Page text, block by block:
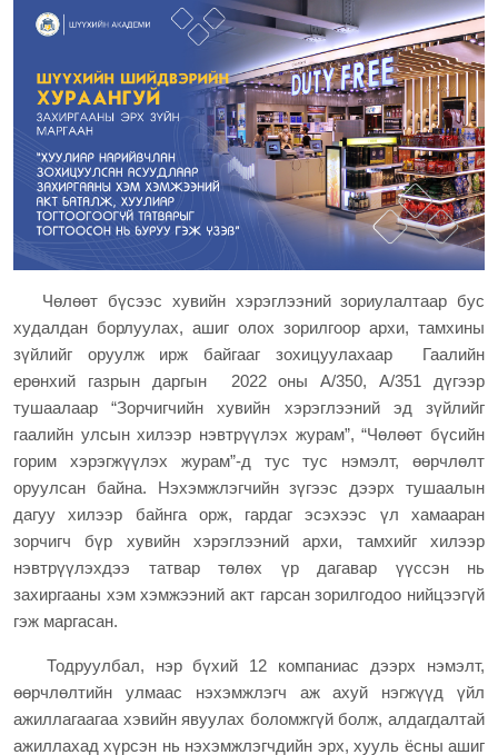
Чөлөөт бүсээс хувийн хэрэглээний зориулалтаар бус
худалдан борлуулах, ашиг олох зорилгоор архи, тамхины
зүйлийг оруулж ирж байгааг зохицуулахаар Гаалийн
ерөнхий газрын даргын 2022 оны А/350, А/351 дүгээр
тушаалаар “Зорчигчийн хувийн хэрэглээний эд зүйлийг
гаалийн улсын хилээр нэвтрүүлэх журам”, “Чөлөөт бүсийн
горим хэрэгжүүлэх журам”-д тус тус нэмэлт, өөрчлөлт
оруулсан байна. Нэхэмжлэгчийн зүгээс дээрх тушаалын
дагуу хилээр байнга орж, гардаг эсэхээс үл хамааран
зорчигч бүр хувийн хэрэглээний архи, тамхийг хилээр
нэвтрүүлэхдээ татвар төлөх үр дагавар үүссэн нь
захиргааны хэм хэмжээний акт гарсан зорилгодоо нийцээгүй
гэж маргасан.
Тодруулбал, нэр бүхий 12 компаниас дээрх нэмэлт,
өөрчлөлтийн улмаас нэхэмжлэгч аж ахуй нэгжүүд үйл
ажиллагаагаа хэвийн явуулах боломжгүй болж, алдагдалтай
ажиллахад хүрсэн нь нэхэмжлэгчдийн эрх, хууль ёсны ашиг